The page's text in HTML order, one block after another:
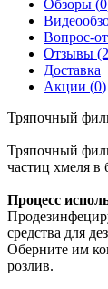
Обзоры (0
Вопрос-
Отзывы
Доставка
Акции (0)
Тряпочный
Тряпочный
частиц хмеля в
Процесс
средства для
Оберните им
розлив.